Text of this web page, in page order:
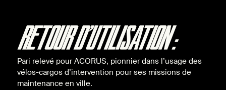
RETOUR D'UTILISATION :
Pari relevé pour ACORUS, pionnier dans l’usage des
vélos-cargos d’intervention pour ses missions de
maintenance en ville.